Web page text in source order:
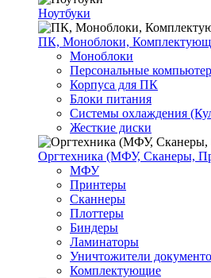
Ноутбуки
ПК, Моноблоки,
Моноблоки
Персональные
Корпуса для ПК
Блоки питания
Системы охлаждения
Жесткие диски
Оргтехника (МФУ, Сканеры,
МФУ
Принтеры
Сканнеры
Плоттеры
Биндеры
Ламинаторы
Уничтожители
Комплектующие